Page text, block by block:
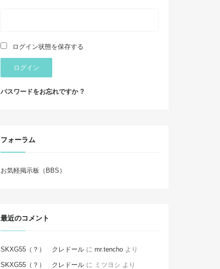
ログイン状態を保存する
ログイン
パスワードをお忘れですか ?
フォーラム
お気軽掲示板（BBS）
最近のコメント
SKXG55（？） クレドール に mr.tencho より
SKXG55（？） クレドール に ミツヨシ より